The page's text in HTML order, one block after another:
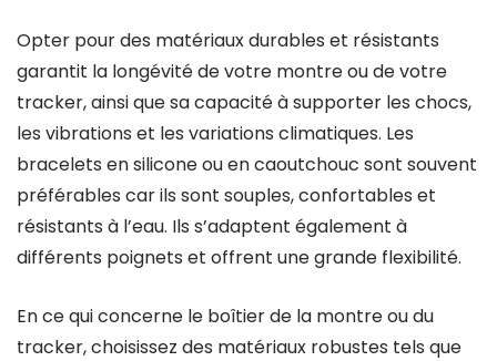
Opter pour des matériaux durables et résistants
garantit la longévité de votre montre ou de votre
tracker, ainsi que sa capacité à supporter les chocs,
les vibrations et les variations climatiques. Les
bracelets en silicone ou en caoutchouc sont souvent
préférables car ils sont souples, confortables et
résistants à l’eau. Ils s’adaptent également à
différents poignets et offrent une grande flexibilité.
En ce qui concerne le boîtier de la montre ou du
tracker, choisissez des matériaux robustes tels que